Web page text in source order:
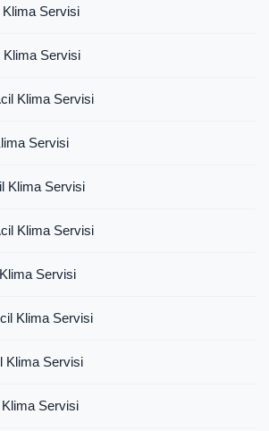
Klima Servisi
Klima Servisi
Klima Servisi
Servisi
Klima Servisi
Klima Servisi
Servisi
Klima Servisi
Klima Servisi
Klima Servisi